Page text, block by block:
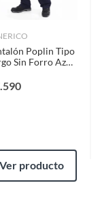
Poplin Tipo
Sin Forro Azul,
Ver producto